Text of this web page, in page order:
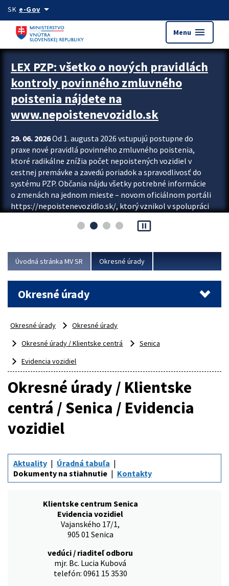
Preskocit na hlavný obsah
SK e-Govarrow_drop_down
Menu menu
Zastavit automatický posun upútavok
LEX PZP: všetko o nových pravidlách
kontroly povinného zmluvného
poistenia nájdete na
www.nepoistenevozidlo.sk
29. 06. 2026Od 1. augusta 2026 vstupujú postupne do
praxe nové pravidlá povinného zmluvného poistenia,
ktoré radikálne znížia počet nepoistených vozidiel v
cestnej premávke a zavedú poriadok a spravodlivosť do
systému PZP. Občania nájdu všetky potrebné informácie
o zmenách na jednom mieste – novom oficiálnom portáli
https://nepoistenevozidlo.sk/, ktorý vznikol v spolupráci
asociácie poisťovní (SLASPO) a Ministerstva vnútra SR.
Viac
pause_presentation
Úvodná stránka MV SR Okresné úrady
Okresné úrady
Okresné úrady
Okresné úrady
Okresné úrady / Klientske centrá
Senica
Evidencia vozidiel
Okresné úrady / Klientske
centrá / Senica / Evidencia
vozidiel
Aktuality
Úradná tabuľa
Dokumenty na stiahnutie
Kontakty
Klientske centrum Senica
Evidencia vozidiel
Vajanského 17/1,
905 01 Senica
vedúci / riaditeľ odboru
mjr. Bc. Lucia Kubová
telefón: 0961 15 3530